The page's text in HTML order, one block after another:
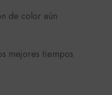
de color aún
mejores tiempos